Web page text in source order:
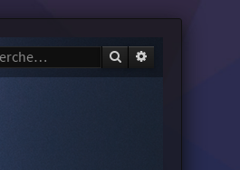
Rechercher